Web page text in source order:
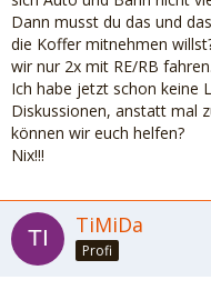
Dann musst du das und
die Koffer mitnehmen
wir nur 2x mit RE/RB
Ich habe jetzt schon keine
Diskussionen, anstatt mal
können wir euch helfen?
Nix!!!
TiMiDa
Profi